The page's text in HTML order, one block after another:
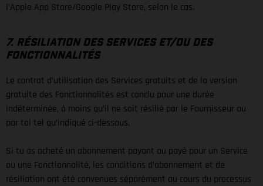
l’Apple App Store/Google Play Store, selon le cas.
7. RÉSILIATION DES SERVICES ET/OU DES
FONCTIONNALITÉS
Le contrat d’utilisation des Services gratuits et de la version
gratuite des Fonctionnalités est conclu pour une durée
indéterminée, à moins qu’il ne soit résilié par le Fournisseur ou
par toi tel qu’indiqué ci-dessous.
Si tu as acheté un abonnement payant ou payé pour un Service
ou une Fonctionnalité, les conditions d’abonnement et de
résiliation ont été convenues séparément au cours du processus